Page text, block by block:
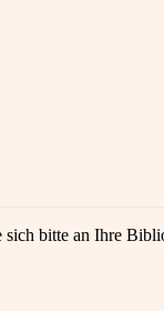
sich bitte an Ihre